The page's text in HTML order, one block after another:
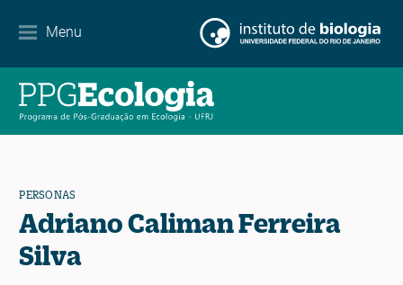
Menu
Noticias
EN ES
PERSONAS
Adriano Caliman Ferreira
Silva